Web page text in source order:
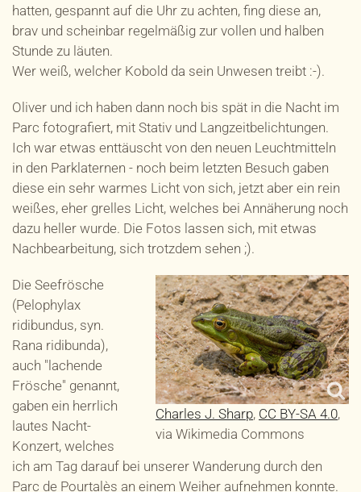
hatten, gespannt auf die Uhr zu achten, fing diese an,
brav und scheinbar regelmäßig zur vollen und halben
Stunde zu läuten.
Wer weiß, welcher Kobold da sein Unwesen treibt :-).
Oliver und ich haben dann noch bis spät in die Nacht im
Parc fotografiert, mit Stativ und Langzeitbelichtungen.
Ich war etwas enttäuscht von den neuen Leuchtmitteln
in den Parklaternen - noch beim letzten Besuch gaben
diese ein sehr warmes Licht von sich, jetzt aber ein rein
weißes, eher grelles Licht, welches bei Annäherung noch
dazu heller wurde. Die Fotos lassen sich, mit etwas
Nachbearbeitung, sich trotzdem sehen ;).
Charles J. Sharp, CC BY-SA 4.0,
via Wikimedia Commons
Die Seefrösche
(Pelophylax
ridibundus, syn.
Rana ridibunda),
auch "lachende
Frösche" genannt,
gaben ein herrlich
lautes Nacht-
Konzert, welches
ich am Tag darauf bei unserer Wanderung durch den
Parc de Pourtalès an einem Weiher aufnehmen konnte.